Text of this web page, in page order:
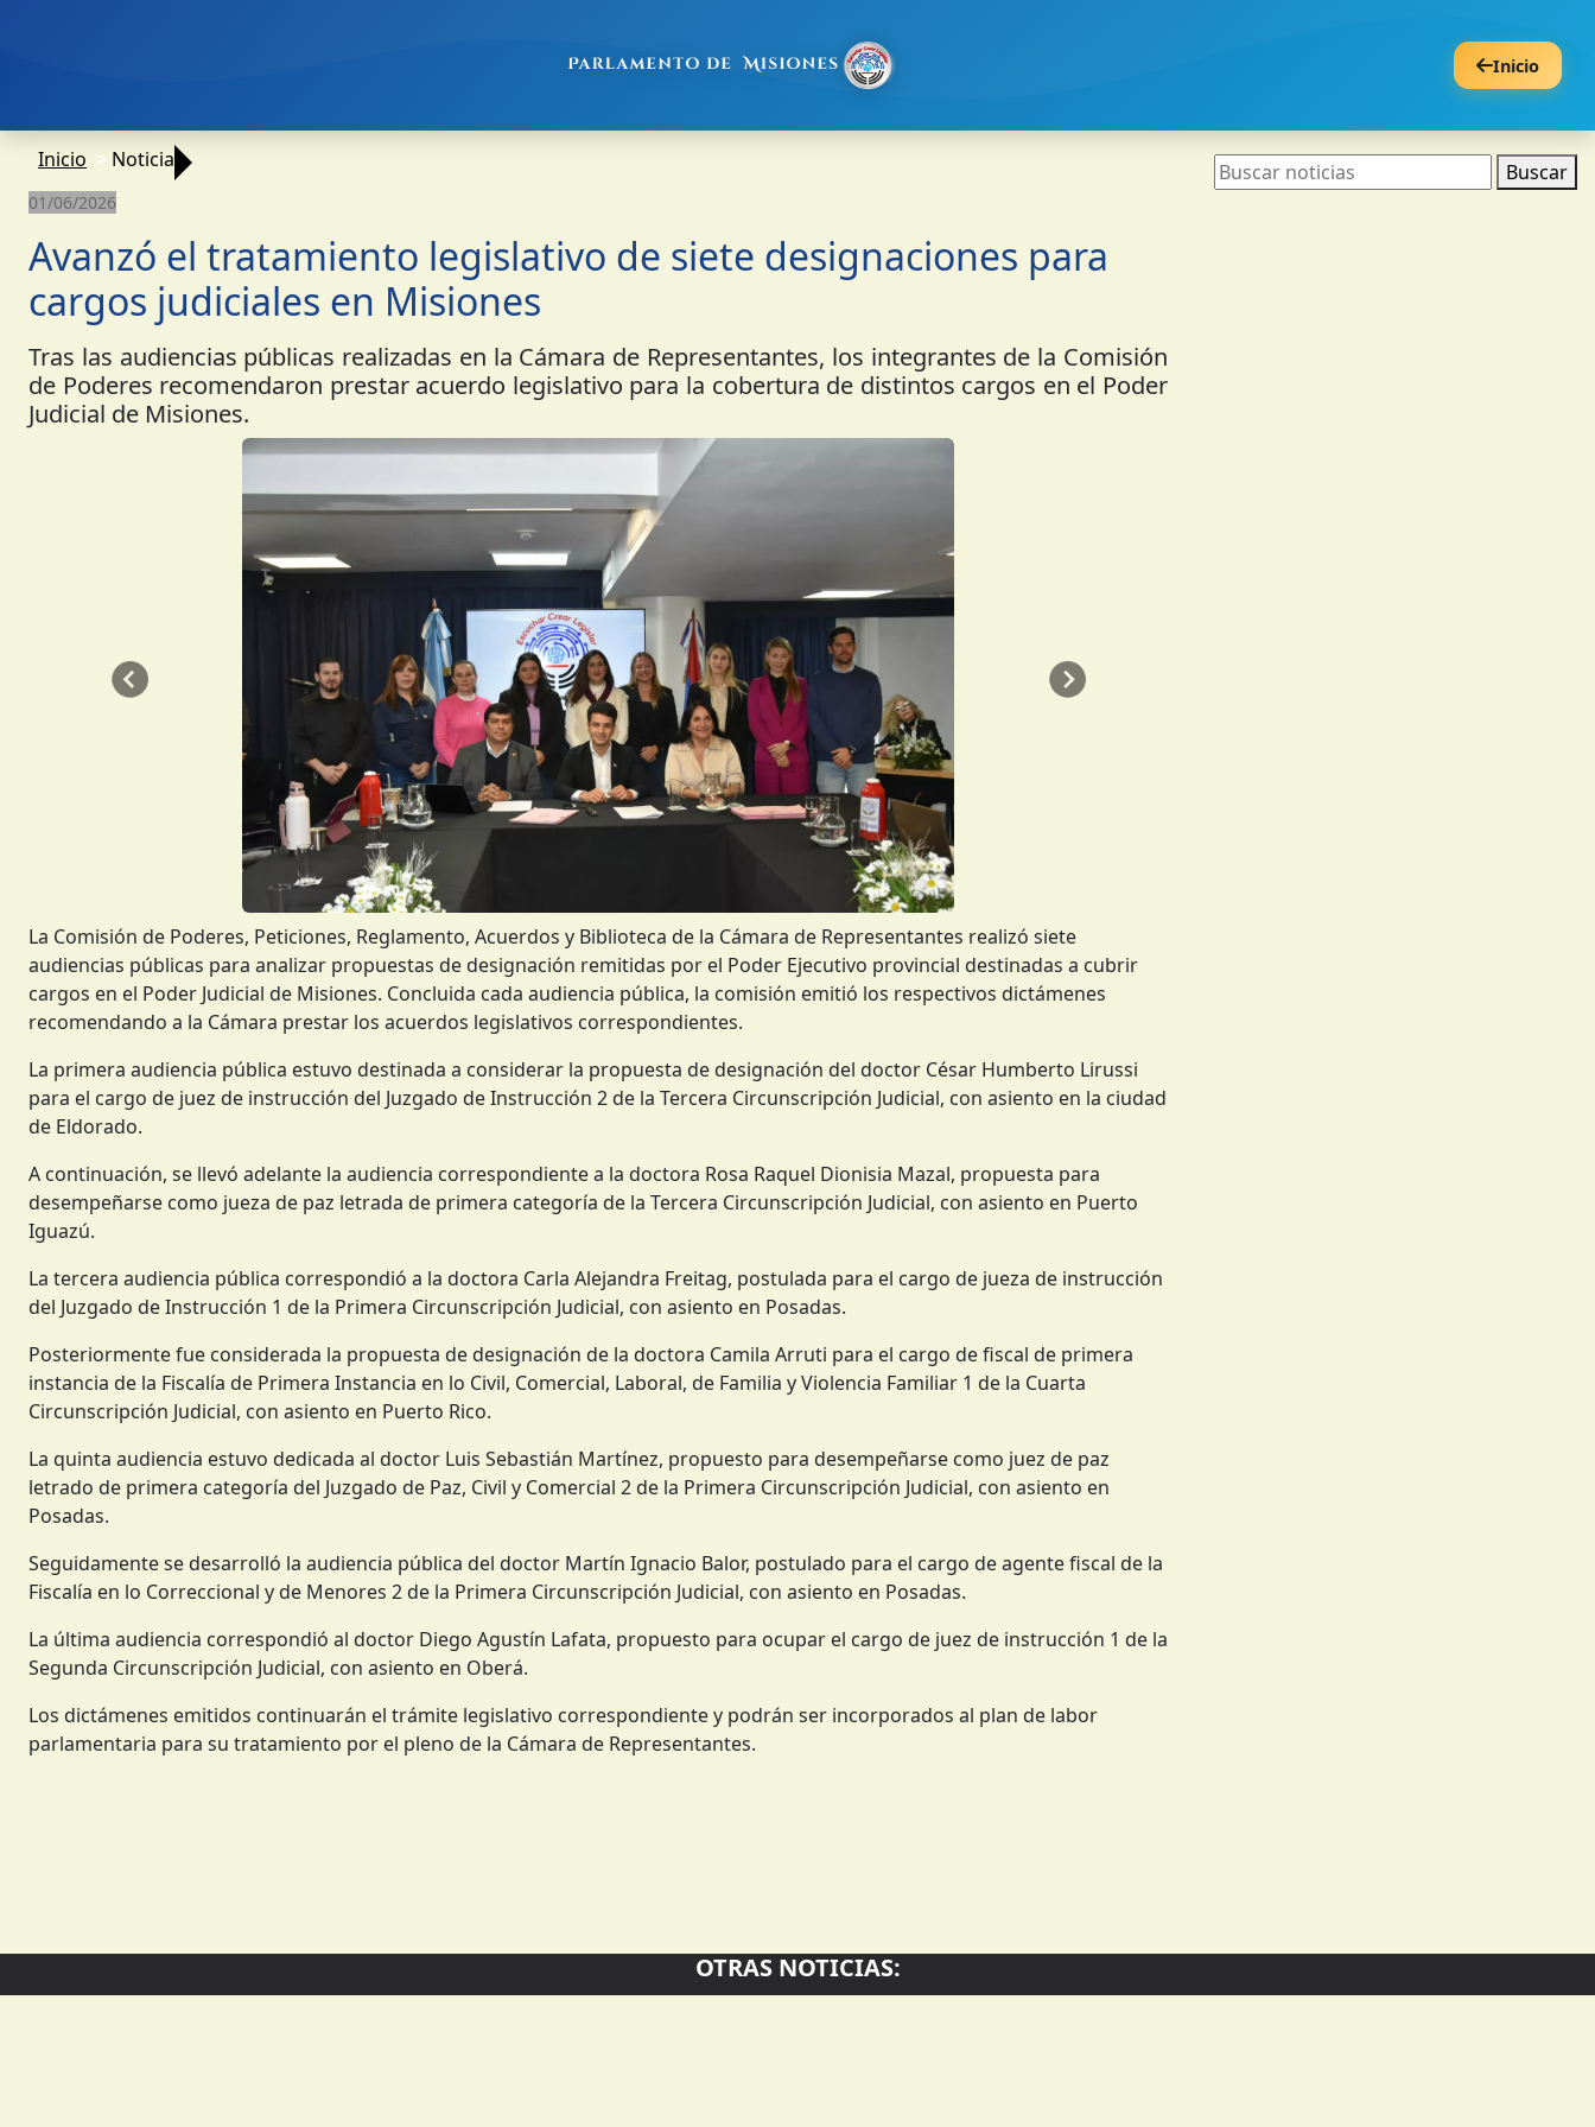
Inicio
Inicio Noticia
01/06/2026
Avanzó el tratamiento legislativo de siete designaciones para
cargos judiciales en Misiones
Tras las audiencias públicas realizadas en la Cámara de Representantes, los integrantes de la Comisión
de Poderes recomendaron prestar acuerdo legislativo para la cobertura de distintos cargos en el Poder
Judicial de Misiones.
Anterior Siguiente
La Comisión de Poderes, Peticiones, Reglamento, Acuerdos y Biblioteca de la Cámara de Representantes realizó siete
audiencias públicas para analizar propuestas de designación remitidas por el Poder Ejecutivo provincial destinadas a cubrir
cargos en el Poder Judicial de Misiones. Concluida cada audiencia pública, la comisión emitió los respectivos dictámenes
recomendando a la Cámara prestar los acuerdos legislativos correspondientes.
La primera audiencia pública estuvo destinada a considerar la propuesta de designación del doctor César Humberto Lirussi
para el cargo de juez de instrucción del Juzgado de Instrucción 2 de la Tercera Circunscripción Judicial, con asiento en la ciudad
de Eldorado.
A continuación, se llevó adelante la audiencia correspondiente a la doctora Rosa Raquel Dionisia Mazal, propuesta para
desempeñarse como jueza de paz letrada de primera categoría de la Tercera Circunscripción Judicial, con asiento en Puerto
Iguazú.
La tercera audiencia pública correspondió a la doctora Carla Alejandra Freitag, postulada para el cargo de jueza de instrucción
del Juzgado de Instrucción 1 de la Primera Circunscripción Judicial, con asiento en Posadas.
Posteriormente fue considerada la propuesta de designación de la doctora Camila Arruti para el cargo de fiscal de primera
instancia de la Fiscalía de Primera Instancia en lo Civil, Comercial, Laboral, de Familia y Violencia Familiar 1 de la Cuarta
Circunscripción Judicial, con asiento en Puerto Rico.
La quinta audiencia estuvo dedicada al doctor Luis Sebastián Martínez, propuesto para desempeñarse como juez de paz
letrado de primera categoría del Juzgado de Paz, Civil y Comercial 2 de la Primera Circunscripción Judicial, con asiento en
Posadas.
Seguidamente se desarrolló la audiencia pública del doctor Martín Ignacio Balor, postulado para el cargo de agente fiscal de la
Fiscalía en lo Correccional y de Menores 2 de la Primera Circunscripción Judicial, con asiento en Posadas.
La última audiencia correspondió al doctor Diego Agustín Lafata, propuesto para ocupar el cargo de juez de instrucción 1 de la
Segunda Circunscripción Judicial, con asiento en Oberá.
Los dictámenes emitidos continuarán el trámite legislativo correspondiente y podrán ser incorporados al plan de labor
parlamentaria para su tratamiento por el pleno de la Cámara de Representantes.
Buscar
OTRAS NOTICIAS: